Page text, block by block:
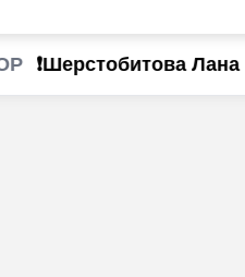
❗Шерстобитова Лана г.